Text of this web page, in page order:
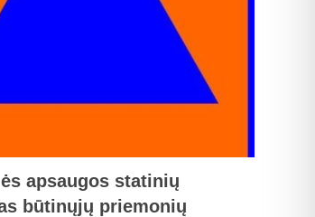
apsaugos statinių
būtinųjų priemonių